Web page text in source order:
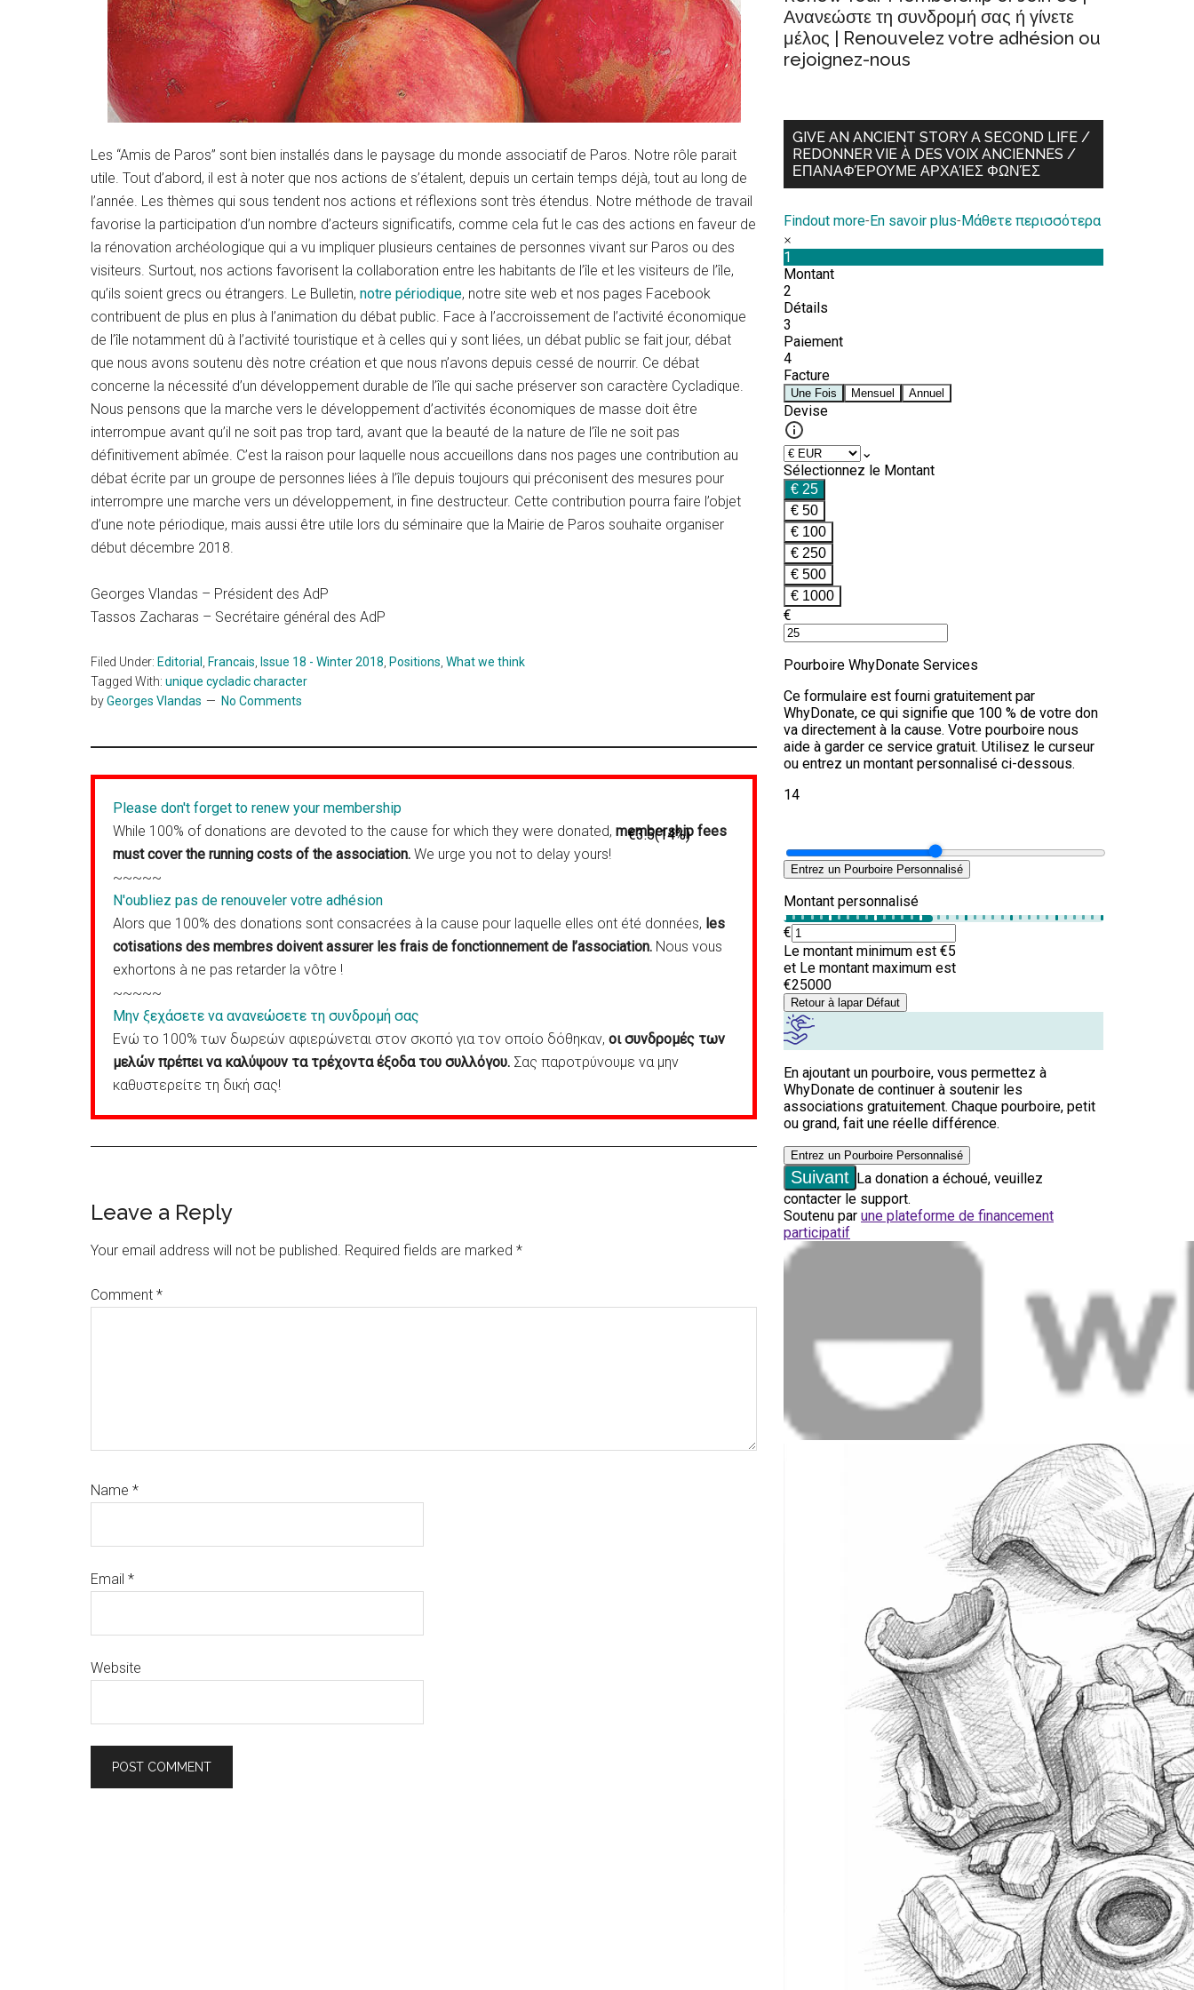
Les “Amis de Paros” sont bien installés dans le paysage du monde associatif de Paros. Notre rôle parait
utile. Tout d’abord, il est à noter que nos actions de s’étalent, depuis un certain temps déjà, tout au long de
l’année. Les thèmes qui sous tendent nos actions et réflexions sont très étendus. Notre méthode de travail
favorise la participation d’un nombre d’acteurs significatifs, comme cela fut le cas des actions en faveur de
la rénovation archéologique qui a vu impliquer plusieurs centaines de personnes vivant sur Paros ou des
visiteurs. Surtout, nos actions favorisent la collaboration entre les habitants de l’île et les visiteurs de l’île,
qu’ils soient grecs ou étrangers. Le Bulletin, notre périodique, notre site web et nos pages Facebook
contribuent de plus en plus à l’animation du débat public. Face à l’accroissement de l’activité économique
de l’île notamment dû à l’activité touristique et à celles qui y sont liées, un débat public se fait jour, débat
que nous avons soutenu dès notre création et que nous n’avons depuis cessé de nourrir. Ce débat
concerne la nécessité d’un développement durable de l’île qui sache préserver son caractère Cycladique.
Nous pensons que la marche vers le développement d’activités économiques de masse doit être
interrompue avant qu’il ne soit pas trop tard, avant que la beauté de la nature de l’île ne soit pas
définitivement abîmée. C’est la raison pour laquelle nous accueillons dans nos pages une contribution au
débat écrite par un groupe de personnes liées à l’île depuis toujours qui préconisent des mesures pour
interrompre une marche vers un développement, in fine destructeur. Cette contribution pourra faire l’objet
d’une note périodique, mais aussi être utile lors du séminaire que la Mairie de Paros souhaite organiser
début décembre 2018.
Georges Vlandas – Président des AdP
Tassos Zacharas – Secrétaire général des AdP
Filed Under: Editorial Francais Issue 18 - Winter 2018 Positions What we think
Tagged With: unique cycladic character
byGeorges Vlandas No Comments
Please don't forget to renew your membership
While 100% of donations are devoted to the cause for which they were donated, membership fees
must cover the running costs of the association. We urge you not to delay yours!
~~~~~
N'oubliez pas de renouveler votre adhésion
Alors que 100% des donations sont consacrées à la cause pour laquelle elles ont été données, les
cotisations des membres doivent assurer les frais de fonctionnement de l’association. Nous vous
exhortons à ne pas retarder la vôtre !
~~~~~
Μην ξεχάσετε να ανανεώσετε τη συνδρομή σας
Ενώ το 100% των δωρεών αφιερώνεται στον σκοπό για τον οποίο δόθηκαν, οι συνδρομές των
μελών πρέπει να καλύψουν τα τρέχοντα έξοδα του συλλόγου. Σας παροτρύνουμε να μην
καθυστερείτε τη δική σας!
Reader
Interactions
Leave a Reply
Your email address will not be published. Required fields are marked *
Comment *
Name *
Email *
Website
Ανανεώστε τη συνδρομή σας ή γίνετε
μέλος | Renouvelez votre adhésion ou
rejoignez-nous
GIVE AN ANCIENT STORY A SECOND LIFE /
REDONNER VIE À DES VOIX ANCIENNES /
ΕΠΑΝΑΦΈΡΟΥΜΕ ΑΡΧΑΊΕΣ ΦΩΝΈΣ
Findout more-En savoir plus-Μάθετε περισσότερα